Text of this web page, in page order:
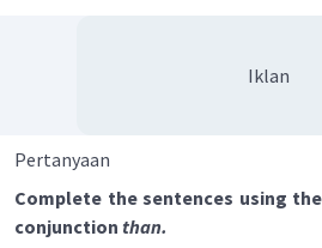
Iklan
Pertanyaan
Complete the sentences using
conjunction than.